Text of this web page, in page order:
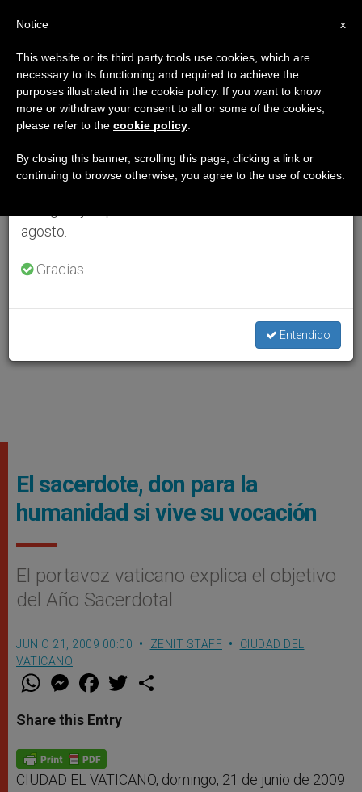
El sacerdote, don para la
humanidad si vive su vocación
El portavoz vaticano explica el objetivo
del Año Sacerdotal
JUNIO 21, 2009 00:00 ZENIT STAFF
CIUDAD DEL
VATICANO
W
t
s
p
p
M
e
s
e
g
e
r
F
a
e
b
o
k
w
Share this Entry
CIUDAD EL VATICANO, domingo, 21 de junio de 2009
×
Aviso importante
Del 27 de julio al 7 de agosto haremos la pausa
anual, aprovechando que en el periodo de verano
se generan menos informaciones y también el
agosto.
Gracias.
Entendido
x
Notice
This website or its third party tools use cookies, which are
necessary to its functioning and required to achieve the
purposes illustrated in the cookie policy. If you want to know
more or withdraw your consent to all or some of the cookies,
please refer to the cookie policy
By closing this banner, scrolling this page, clicking a link or
continuing to browse otherwise, you agree to the use of cookies.